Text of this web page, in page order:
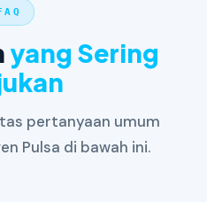
yang Sering
pertanyaan umum
Pulsa di bawah ini.